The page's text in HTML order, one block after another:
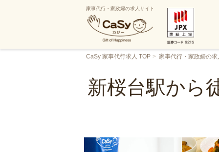
家事代行・家政婦の求人サイト
CaSy 家事代行求人 TOP 家事代行・家政婦の求
新桜台駅から